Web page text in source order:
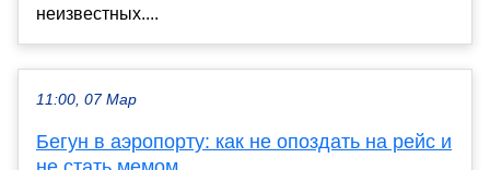
неизвестных....
11:00, 07 Мар
Бегун в аэропорту: как не опоздать на рейс и